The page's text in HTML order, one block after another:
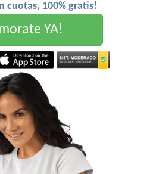
cuotas, 100% gratis!
YA!